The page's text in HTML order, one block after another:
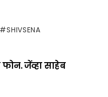
SHIVSENA
जेंव्हा साहेब